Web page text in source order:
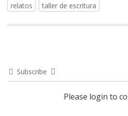
relatos
taller de escritura
Subscribe
Please login to